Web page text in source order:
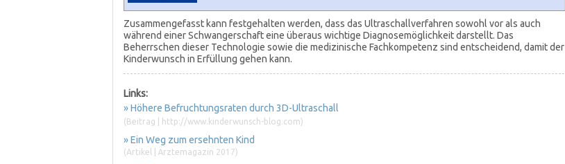
Zusammengefasst kann festgehalten werden, dass das Ultraschallverfahren sowohl vor als auch
während einer Schwangerschaft eine überaus wichtige Diagnosemöglichkeit darstellt. Das
Beherrschen dieser Technologie sowie die medizinische Fachkompetenz sind entscheidend, damit der
Kinderwunsch in Erfüllung gehen kann.
Links:
» Höhere Befruchtungsraten durch 3D-Ultraschall
(Beitrag | http://www.kinderwunsch-blog.com)
» Ein Weg zum ersehnten Kind
(Artikel | Ärztemagazin 2017)